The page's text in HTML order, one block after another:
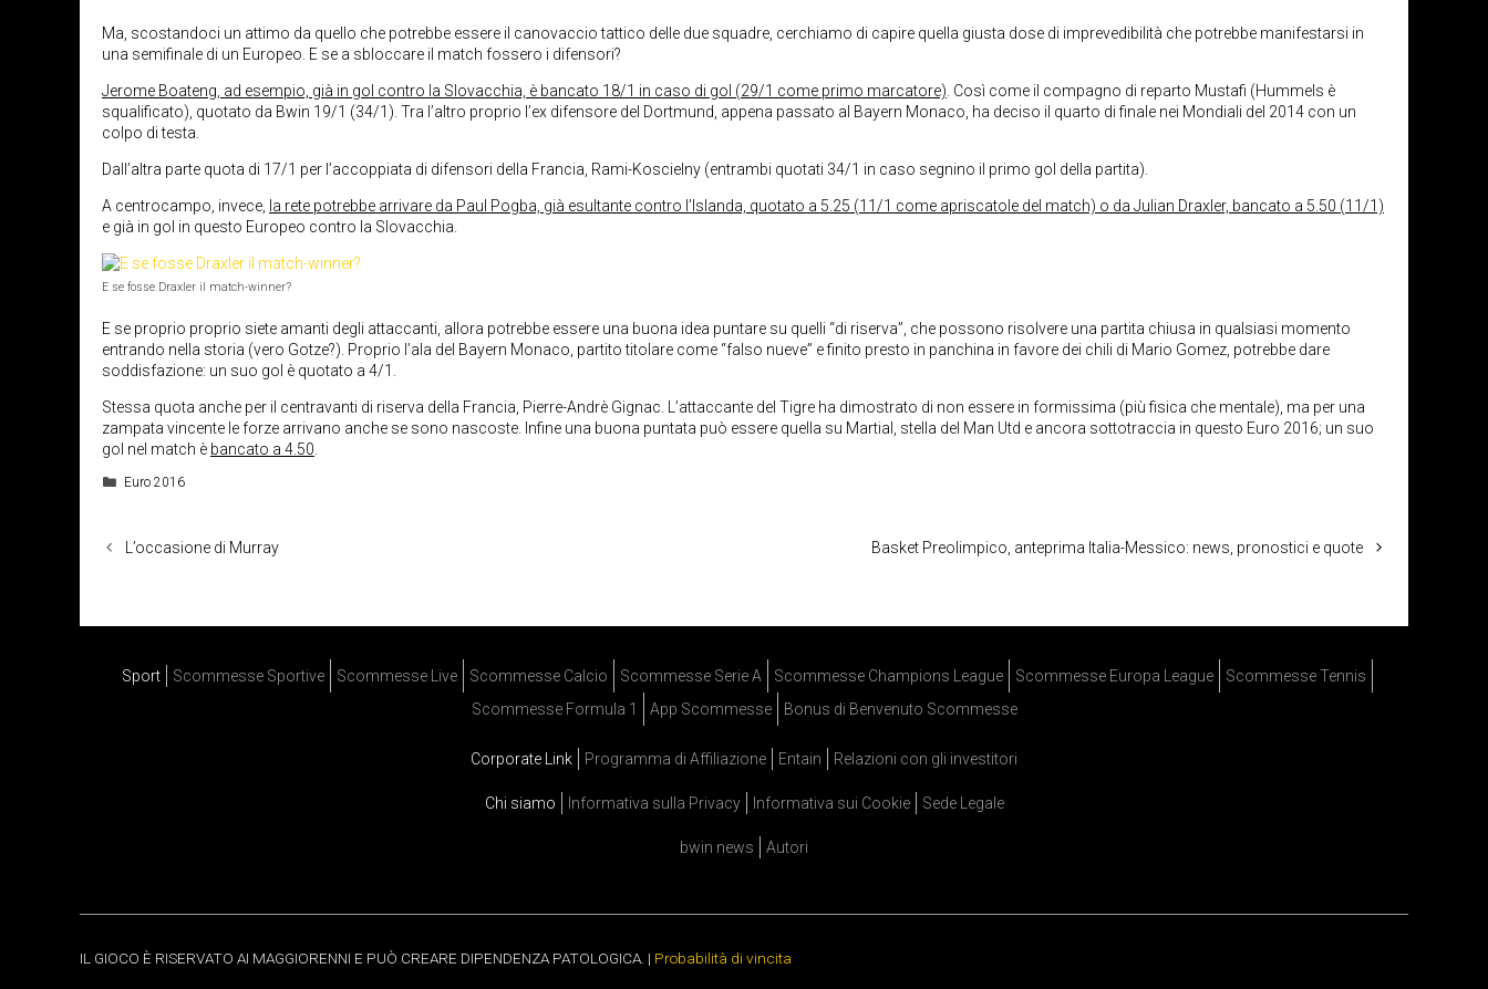
Ma, scostandoci un attimo da quello che potrebbe essere il canovaccio tattico delle due squadre, cerchiamo di capire quella giusta dose di imprevedibilità che potrebbe manifestarsi in
una semifinale di un Europeo. E se a sbloccare il match fossero i difensori?
Jerome Boateng, ad esempio, già in gol contro la Slovacchia, è bancato 18/1 in caso di gol (29/1 come primo marcatore) . Così come il compagno di reparto Mustafi (Hummels è
squalificato), quotato da Bwin 19/1 (34/1). Tra l’altro proprio l’ex difensore del Dortmund, appena passato al Bayern Monaco, ha deciso il quarto di finale nei Mondiali del 2014 con un
colpo di testa.
Dall’altra parte quota di 17/1 per l’accoppiata di difensori della Francia, Rami-Koscielny (entrambi quotati 34/1 in caso segnino il primo gol della partita).
A centrocampo, invece,
la rete potrebbe arrivare da Paul Pogba, già esultante contro l’Islanda, quotato a 5.25 (11/1 come apriscatole del match) o da Julian Draxler, bancato a 5.50 (11/1)
e già in gol in questo Europeo contro la Slovacchia.
E se fosse Draxler il match-winner?
E se proprio proprio siete amanti degli attaccanti, allora potrebbe essere una buona idea puntare su quelli “di riserva”, che possono risolvere una partita chiusa in qualsiasi momento
entrando nella storia (vero Gotze?). Proprio l’ala del Bayern Monaco, partito titolare come “falso nueve” e finito presto in panchina in favore dei chili di Mario Gomez, potrebbe dare
soddisfazione: un suo gol è quotato a 4/1.
Stessa quota anche per il centravanti di riserva della Francia, Pierre-Andrè Gignac. L’attaccante del Tigre ha dimostrato di non essere in formissima (più fisica che mentale), ma per una
zampata vincente le forze arrivano anche se sono nascoste. Infine una buona puntata può essere quella su Martial, stella del Man Utd e ancora sottotraccia in questo Euro 2016; un suo
gol nel match è bancato a 4.50
Categorie
Euro 2016
L’occasione di Murray Basket Preolimpico, anteprima Italia-Messico: news, pronostici e quote
Sport Scommesse Sportive Scommesse Live Scommesse Calcio Scommesse Serie A Scommesse Champions League Scommesse Europa League
Scommesse Tennis
Scommesse Formula 1
App Scommesse Bonus di Benvenuto Scommesse
Corporate Link Programma di Affiliazione Entain Relazioni con gli investitori
Chi siamo Informativa sulla Privacy Informativa sui Cookie Sede Legale
bwin news Autori
IL GIOCO È RISERVATO AI MAGGIORENNI E PUÒ CREARE DIPENDENZA PATOLOGICA. | Probabilità di vincita